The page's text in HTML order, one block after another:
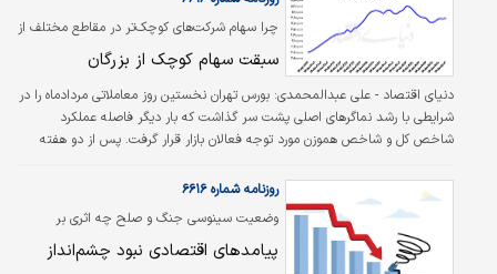
قیمت‌ها، بلکه از معنا تغذیه می‌کند و هر تغییر
در معنا،…
چرا سهام شرکت‌های کوچک‌تر در مقاطع مختلف از
بزرگان بازار پیشی می‌گیرند؟
سبقت سهام کوچک از بزرگان
دنیای اقتصاد - علی عبدالمحمدی: بورس تهران نخستین روز معاملاتی مردادماه را در
شرایطی با رشد نماگرهای اصلی پشت سر گذاشت که بار دیگر فاصله عملکرد
شاخص کل و شاخص هموزن مورد توجه فعالان بازار قرار گرفت. پس از دو هفته
این بار نیز نمادهای کوچک و متوسط بازار عملکرد بهتری نسبت به شرکت‌های بزرگ و
واحد رسید؛ درحالی‌که شاخص هموزن افزایش ۰.۵۸درصدی را ثبت کرد. این روند،
ادامه الگویی است که در ماه…
وضعیت سینوسی جنگ و صلح چه اثری بر
اقتصاد کشور دارد؟
روزنامه شماره ۶۶۱۶
پیامدهای اقتصادی نبود چشم‌انداز